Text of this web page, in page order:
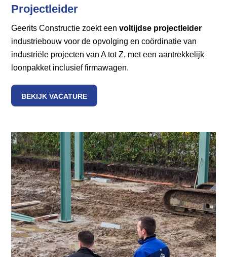
Projectleider
Geerits Constructie zoekt eenvoltijdse projectleider
industriebouw voor de opvolging en coördinatie van
industriële projecten van A tot Z, met een aantrekkelijk
loonpakket inclusief firmawagen.
BEKIJK VACATURE